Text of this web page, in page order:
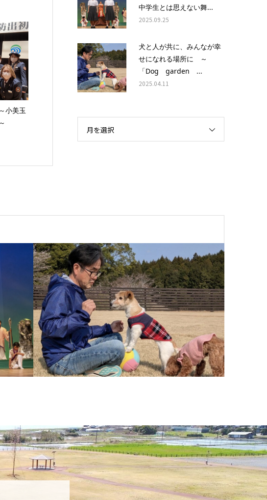
小美玉
中学生とは思えない舞...
2025.09.25
犬と人が共に、みんなが幸
せになれる場所に ～
「Dog garden ...
2025.04.11
月を選択